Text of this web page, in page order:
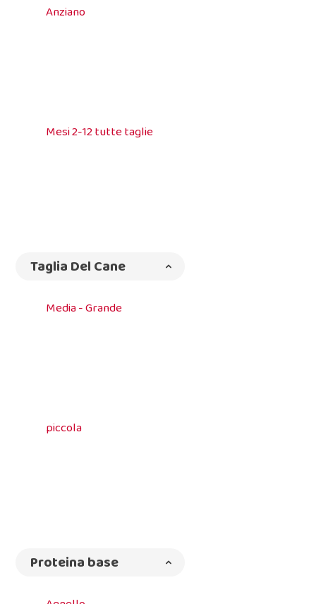
Anziano
Mesi 2-12 tutte taglie
Taglia Del Cane
Media - Grande
piccola
Proteina base